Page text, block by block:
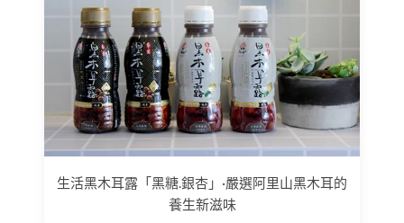
生活黑木耳露「黑糖.銀杏」·嚴選阿里山黑木耳的
養生新滋味